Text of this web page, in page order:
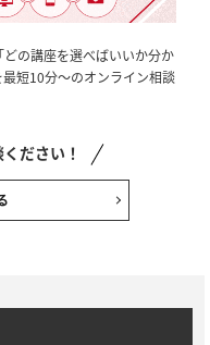
の講座を選べばいいか分か
短10分～のオンライン相談
ださい！